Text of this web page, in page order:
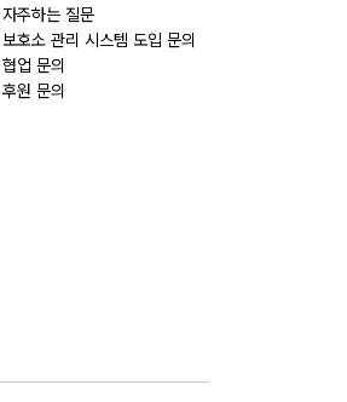
자주하는 질문
보호소 관리 시스템 도입 문의
협업 문의
후원 문의